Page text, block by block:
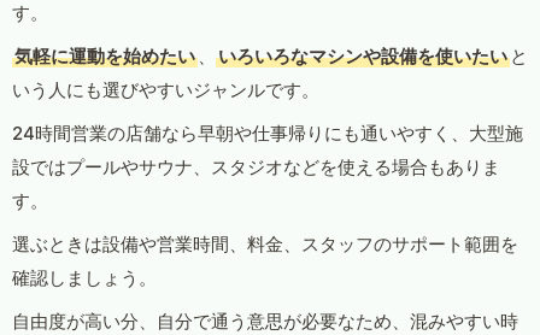
す。
気軽に運動を始めたい 、 いろいろなマシンや設備を使いたい と
いう人にも選びやすいジャンルです。
24時間営業の店舗なら早朝や仕事帰りにも通いやすく、大型施
設ではプールやサウナ、スタジオなどを使える場合もありま
す。
選ぶときは設備や営業時間、料金、スタッフのサポート範囲を
確認しましょう。
自由度が高い分、自分で通う意思が必要なため、混みやすい時